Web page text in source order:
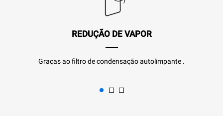
REDUÇÃO DE VAPOR
Graças ao filtro de condensação autolimpante .